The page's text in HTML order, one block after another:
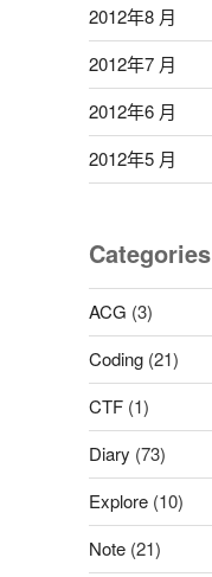
2012年8 月
2012年7 月
2012年6 月
2012年5 月
Categories
ACG (3)
Coding(21)
CTF(1)
Diary (73)
Explore(10)
Note(21)